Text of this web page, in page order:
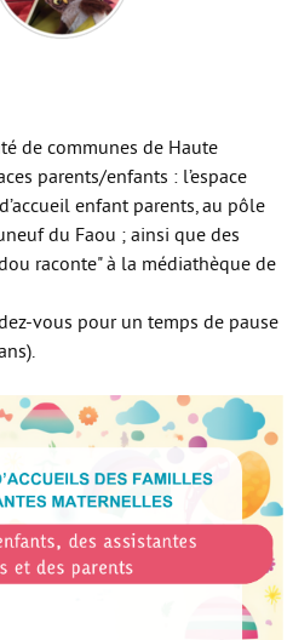
de couple
de communes de Haute
parents/enfants : l’espace
enfant parents, au pôle
du Faou ; ainsi que des
raconte" à la médiathèque de
vous pour un temps de pause